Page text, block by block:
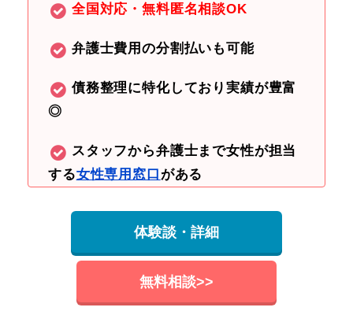
全国対応・無料匿名相談OK
弁護士費用の分割払いも可能
債務整理に特化しており実績が豊富
◎
スタッフから弁護士まで女性が担当
する女性専用窓口がある
体験談・詳細
無料相談>>